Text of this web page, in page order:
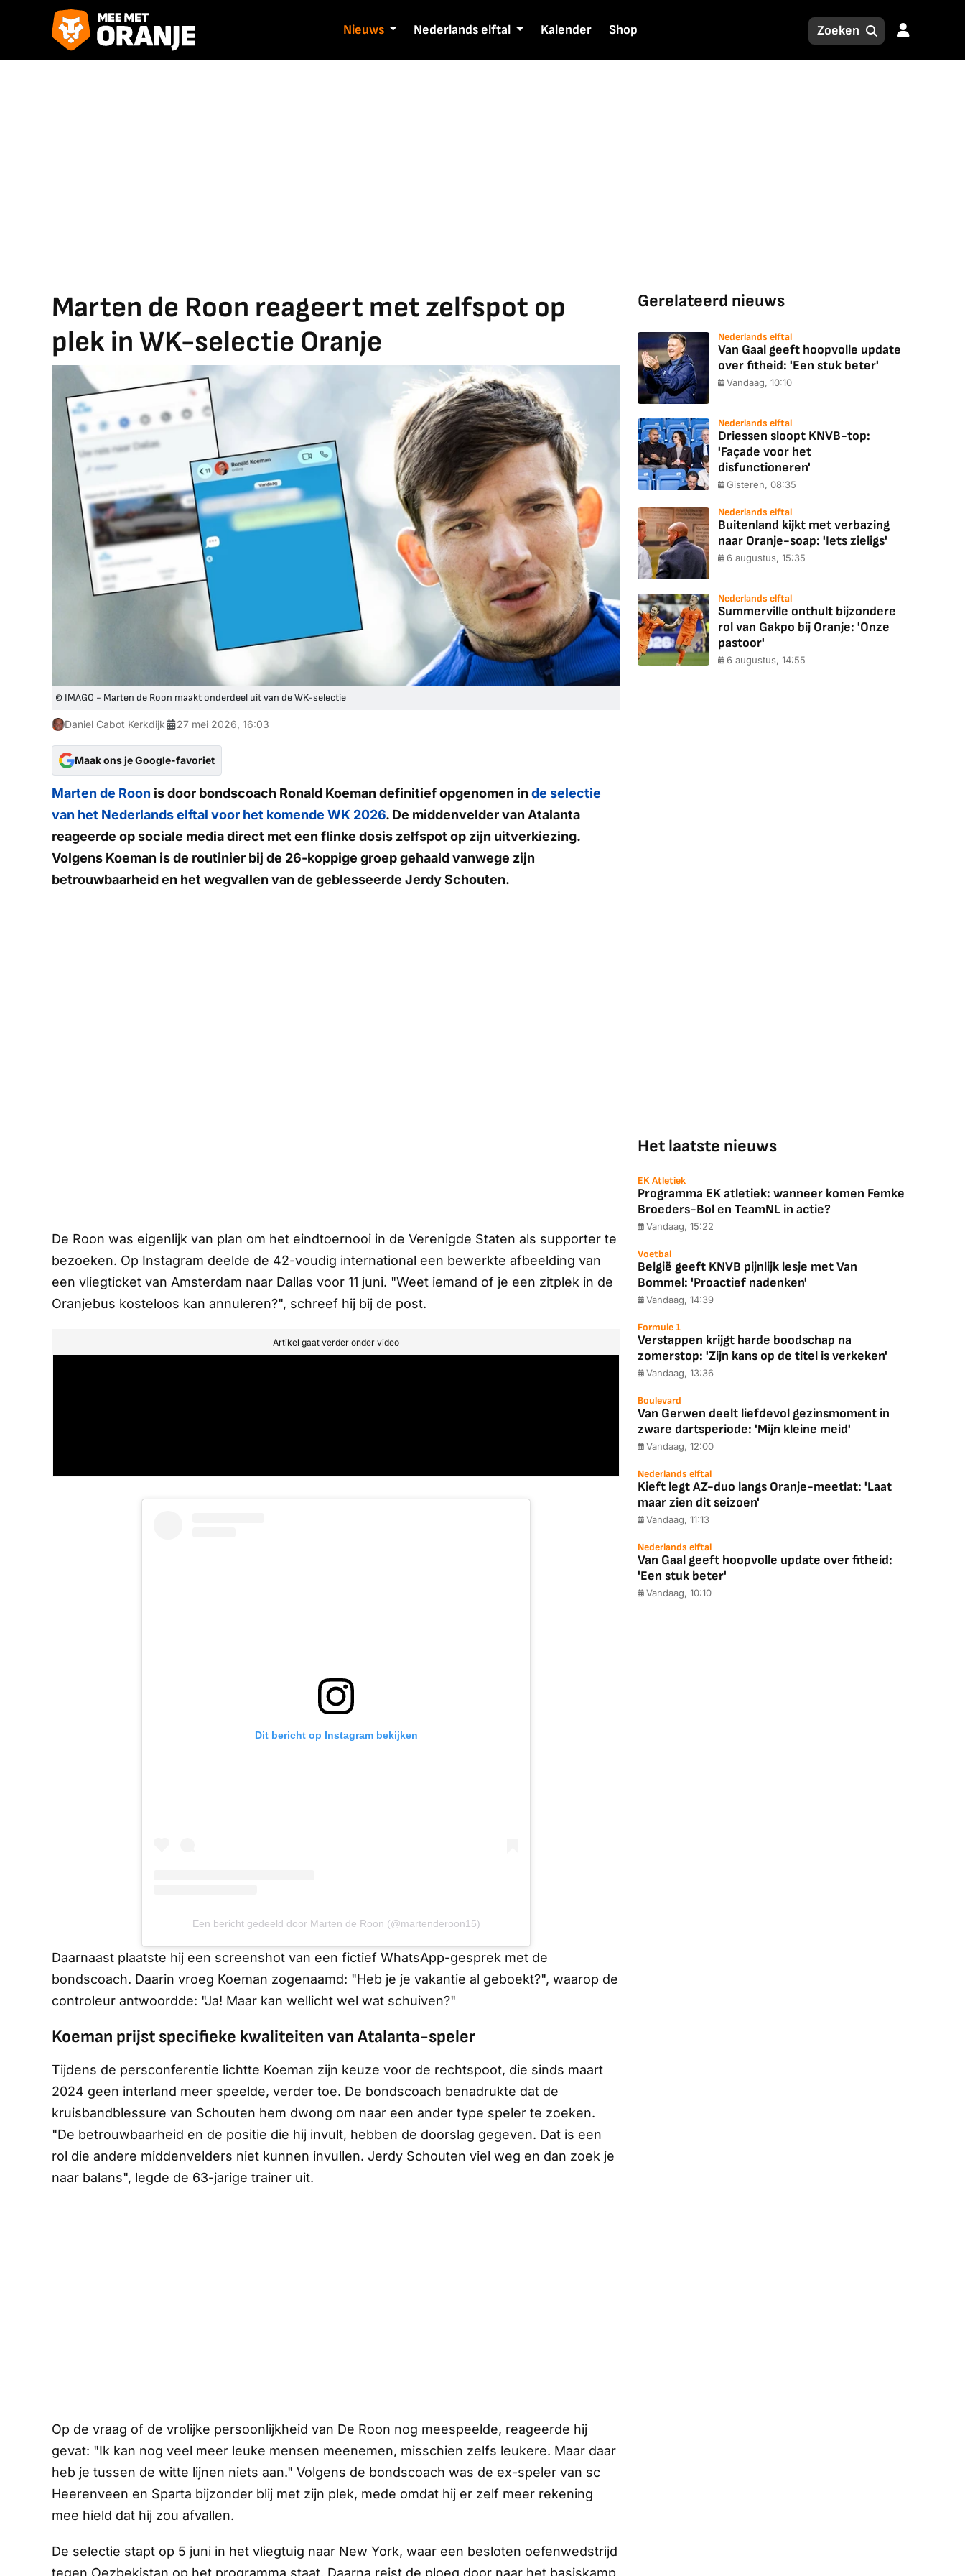
Nieuws Nederlands elftal Kalender Shop
Marten de Roon reageert met zelfspot op
plek in WK-selectie Oranje
© IMAGO - Marten de Roon maakt onderdeel uit van de WK-selectie
Daniel Cabot Kerkdijk 27 mei 2026, 16:03
Maak ons je Google-favoriet
Marten de Roon is door bondscoach Ronald Koeman definitief opgenomen in de selectie
van het Nederlands elftal voor het komende WK 2026. De middenvelder van Atalanta
reageerde op sociale media direct met een flinke dosis zelfspot op zijn uitverkiezing.
Volgens Koeman is de routinier bij de 26-koppige groep gehaald vanwege zijn
betrouwbaarheid en het wegvallen van de geblesseerde Jerdy Schouten.
De Roon was eigenlijk van plan om het eindtoernooi in de Verenigde Staten als supporter te
bezoeken. Op Instagram deelde de 42-voudig international een bewerkte afbeelding van
een vliegticket van Amsterdam naar Dallas voor 11 juni. "Weet iemand of je een zitplek in de
Oranjebus kosteloos kan annuleren?", schreef hij bij de post.
Artikel gaat verder onder video
Dit bericht op Instagram bekijken
Een bericht gedeeld door Marten de Roon (@martenderoon15)
Daarnaast plaatste hij een screenshot van een fictief WhatsApp-gesprek met de
bondscoach. Daarin vroeg Koeman zogenaamd: "Heb je je vakantie al geboekt?", waarop de
controleur antwoordde: "Ja! Maar kan wellicht wel wat schuiven?"
Koeman prijst specifieke kwaliteiten van Atalanta-speler
Tijdens de persconferentie lichtte Koeman zijn keuze voor de rechtspoot, die sinds maart
2024 geen interland meer speelde, verder toe. De bondscoach benadrukte dat de
kruisbandblessure van Schouten hem dwong om naar een ander type speler te zoeken.
"De betrouwbaarheid en de positie die hij invult, hebben de doorslag gegeven. Dat is een
rol die andere middenvelders niet kunnen invullen. Jerdy Schouten viel weg en dan zoek je
naar balans", legde de 63-jarige trainer uit.
Op de vraag of de vrolijke persoonlijkheid van De Roon nog meespeelde, reageerde hij
gevat: "Ik kan nog veel meer leuke mensen meenemen, misschien zelfs leukere. Maar daar
heb je tussen de witte lijnen niets aan." Volgens de bondscoach was de ex-speler van sc
Heerenveen en Sparta bijzonder blij met zijn plek, mede omdat hij er zelf meer rekening
mee hield dat hij zou afvallen.
De selectie stapt op 5 juni in het vliegtuig naar New York, waar een besloten oefenwedstrijd
tegen Oezbekistan op het programma staat. Daarna reist de ploeg door naar het basiskamp
Gerelateerd nieuws
Nederlands elftal
Van Gaal geeft hoopvolle update
over fitheid: 'Een stuk beter'
Vandaag, 10:10
Nederlands elftal
Driessen sloopt KNVB-top:
'Façade voor het
disfunctioneren'
Gisteren, 08:35
Nederlands elftal
Buitenland kijkt met verbazing
naar Oranje-soap: 'Iets zieligs'
6 augustus, 15:35
Nederlands elftal
Summerville onthult bijzondere
rol van Gakpo bij Oranje: 'Onze
pastoor'
6 augustus, 14:55
Het laatste nieuws
EK Atletiek
Programma EK atletiek: wanneer komen Femke
Broeders-Bol en TeamNL in actie?
Vandaag, 15:22
Voetbal
België geeft KNVB pijnlijk lesje met Van
Bommel: 'Proactief nadenken'
Vandaag, 14:39
Formule 1
Verstappen krijgt harde boodschap na
zomerstop: 'Zijn kans op de titel is verkeken'
Vandaag, 13:36
Boulevard
Van Gerwen deelt liefdevol gezinsmoment in
zware dartsperiode: 'Mijn kleine meid'
Vandaag, 12:00
Nederlands elftal
Kieft legt AZ-duo langs Oranje-meetlat: 'Laat
maar zien dit seizoen'
Vandaag, 11:13
Nederlands elftal
Van Gaal geeft hoopvolle update over fitheid:
'Een stuk beter'
Vandaag, 10:10